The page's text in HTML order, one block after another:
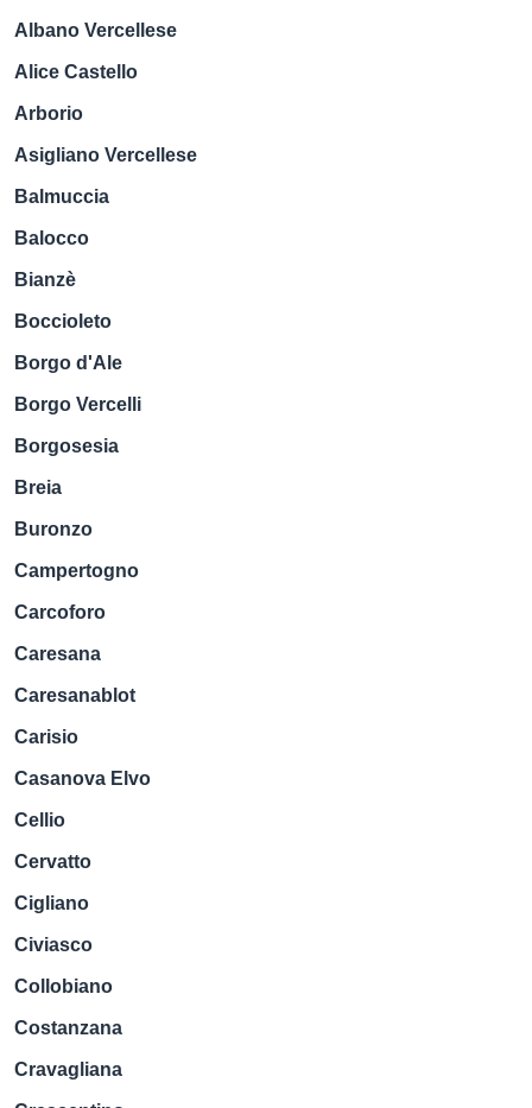
Albano Vercellese
Alice Castello
Arborio
Asigliano Vercellese
Balmuccia
Balocco
Bianzè
Boccioleto
Borgo d'Ale
Borgo Vercelli
Borgosesia
Breia
Buronzo
Campertogno
Carcoforo
Caresana
Caresanablot
Carisio
Casanova Elvo
Cellio
Cervatto
Cigliano
Civiasco
Collobiano
Costanzana
Cravagliana